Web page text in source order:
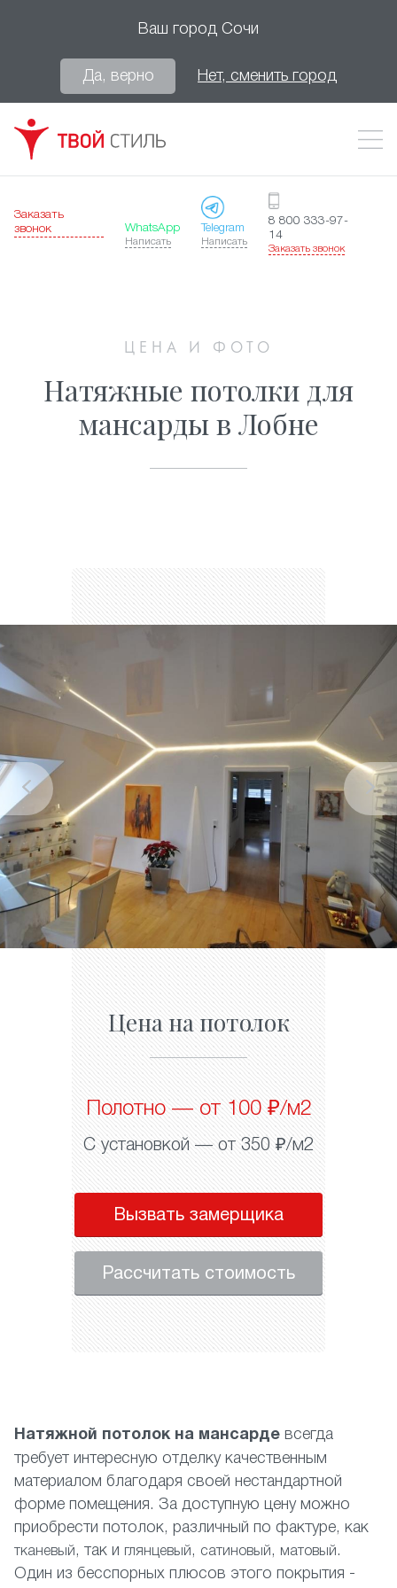
Ваш город Сочи
Да, верно Нет, сменить город
Заказать
звонок
WhatsApp
Написать
Telegram
Написать
8 800 333-97-
14
Заказать звонок
ЦЕНА И ФОТО
Натяжные потолки для
мансарды в Лобне
Цена на потолок
Полотно — от 100 ₽/м2
С установкой — от 350 ₽/м2
Вызвать замерщика
Рассчитать стоимость
Натяжной потолок на мансарде всегда
требует интересную отделку качественным
материалом благодаря своей нестандартной
форме помещения. За доступную цену можно
приобрести потолок, различный по фактуре, как
тканевый , так и глянцевый , сатиновый , матовый .
Один из бесспорных плюсов этого покрытия -